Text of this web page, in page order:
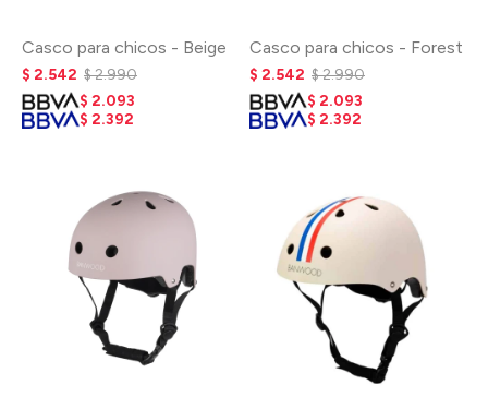
Casco para chicos - Beige
$ 2.542 $2.990
$ 2.093
$ 2.392
Casco para chicos - Forest
$ 2.542 $2.990
$ 2.093
$ 2.392